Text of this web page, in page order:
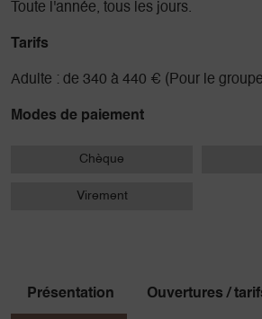
Toute l'année, tous les jours.
Tarifs
Adulte : de 340 à 440 € (Pour le
Modes de paiement
Chèque
Virement
Présentation Ouvertures /